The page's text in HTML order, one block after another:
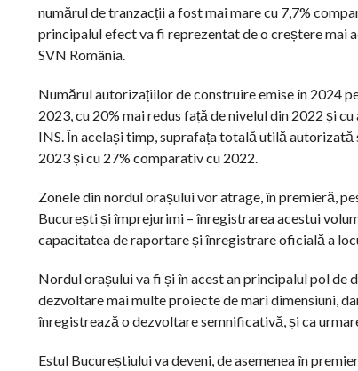
numărul de tranzacții a fost mai mare cu 7,7%
principalul efect va fi reprezentat de o creștere mai
SVN România.
Numărul autorizațiilor de construire emise în 2024
2023, cu 20% mai redus față de nivelul din 2022 și
INS. În același timp, suprafața totală utilă
2023 și cu 27% comparativ cu 2022.
Zonele din nordul orașului vor atrage, în premieră,
București și împrejurimi – înregistrarea acestui
capacitatea de raportare și înregistrare oficială a
Nordul orașului va fi și în acest an principalul pol de
dezvoltare mai multe proiecte de mari dimensiuni,
înregistrează o dezvoltare semnificativă, și ca
Estul Bucureștiului va deveni, de asemenea în